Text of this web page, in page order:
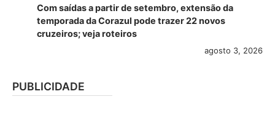
Com saídas a partir de setembro, extensão da
temporada da Corazul pode trazer 22 novos
cruzeiros; veja roteiros
agosto 3, 2026
PUBLICIDADE